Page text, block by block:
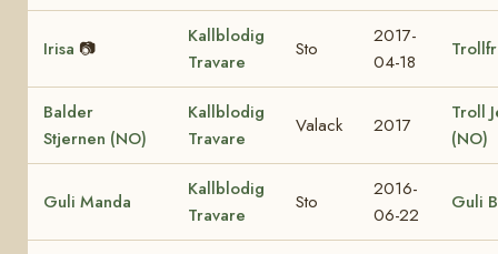
Irisa 📷
Kallblodig
Travare
Sto
2017-
04-18
Balder
Stjernen (NO)
Kallblodig
Travare
Valack 2017
Troll
(NO)
Guli Manda
Kallblodig
Travare
Sto
2016-
06-22
Guli